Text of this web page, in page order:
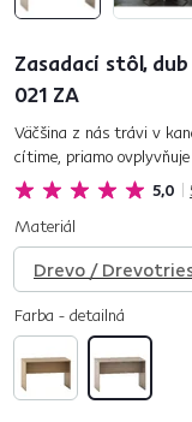
Zasadací stôl,
021 ZA
5,0
Väčšina z nás trávi v
cítime, priamo
vypovedá o samotnej
Materiál
Drevo /
Farba - detailná